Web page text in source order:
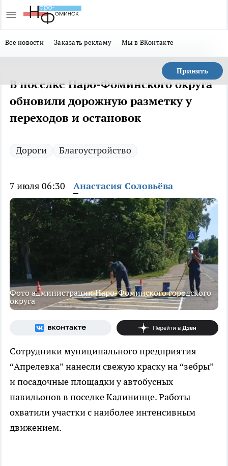
Все новости Заказать рекламу Мы в ВКонтакте
Принять
В поселке Наро-Фоминского округа
обновили дорожную разметку у
переходов и остановок
Дороги Благоустройство
7 июля 06:30 Анастасия Соловьёва
Фото администрации Наро-Фоминского городского
округа
Сотрудники муниципального предприятия
“Апрелевка” нанесли свежую краску на “зебры”
и посадочные площадки у автобусных
павильонов в поселке Калининце. Работы
охватили участки с наиболее интенсивным
движением.